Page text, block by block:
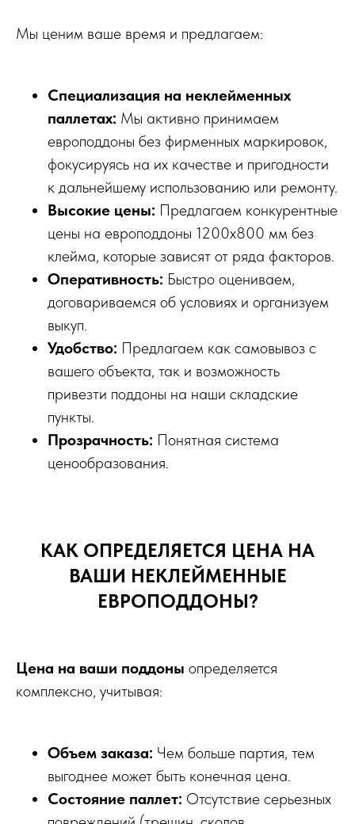
Мы ценим ваше время и предлагаем:
Специализация на неклейменных
паллетах: Мы активно принимаем
европоддоны без фирменных маркировок,
фокусируясь на их качестве и пригодности
к дальнейшему использованию или ремонту.
Высокие цены: Предлагаем конкурентные
цены на европоддоны 1200x800 мм без
клейма, которые зависят от ряда факторов.
Оперативность: Быстро оцениваем,
договариваемся об условиях и организуем
выкуп.
Удобство: Предлагаем как самовывоз с
вашего объекта, так и возможность
привезти поддоны на наши складские
пункты.
Прозрачность: Понятная система
ценообразования.
КАК ОПРЕДЕЛЯЕТСЯ ЦЕНА НА
ВАШИ НЕКЛЕЙМЕННЫЕ
ЕВРОПОДДОНЫ?
Цена на ваши поддоны определяется
комплексно, учитывая:
Объем заказа: Чем больше партия, тем
выгоднее может быть конечная цена.
Состояние паллет: Отсутствие серьезных